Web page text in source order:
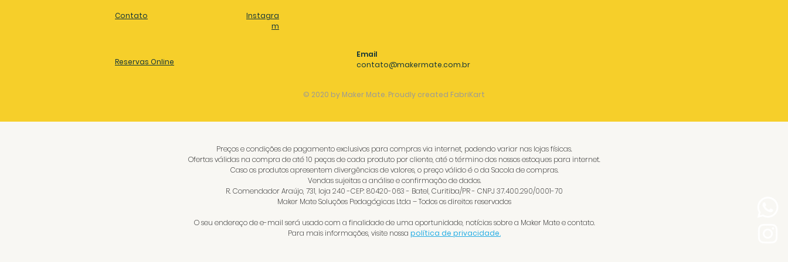
Contato
Reservas Online
Instagra
m
Email
contato@makermate.com.br
© 2020 by Maker Mate. Proudly created FabriKart
Preços e condições de pagamento exclusivos para compras via internet, podendo variar nas lojas físicas.
Ofertas válidas na compra de até 10 peças de cada produto por cliente, até o término dos nossos estoques para internet.
Caso os produtos apresentem divergências de valores, o preço válido é o da Sacola de compras.
Vendas sujeitas a análise e confirmação de dados.
R. Comendador Araújo, 731, loja 240 -CEP: 80420-063 - Batel, Curitiba/PR - CNPJ 37.400.290/0001-70
Maker Mate Soluções Pedagógicas Ltda – Todos os direitos reservados
O seu endereço de e-mail será usado com a finalidade de uma oportunidade, notícias sobre a Maker Mate e contato.
Para mais informações, visite nossa política de privacidade.